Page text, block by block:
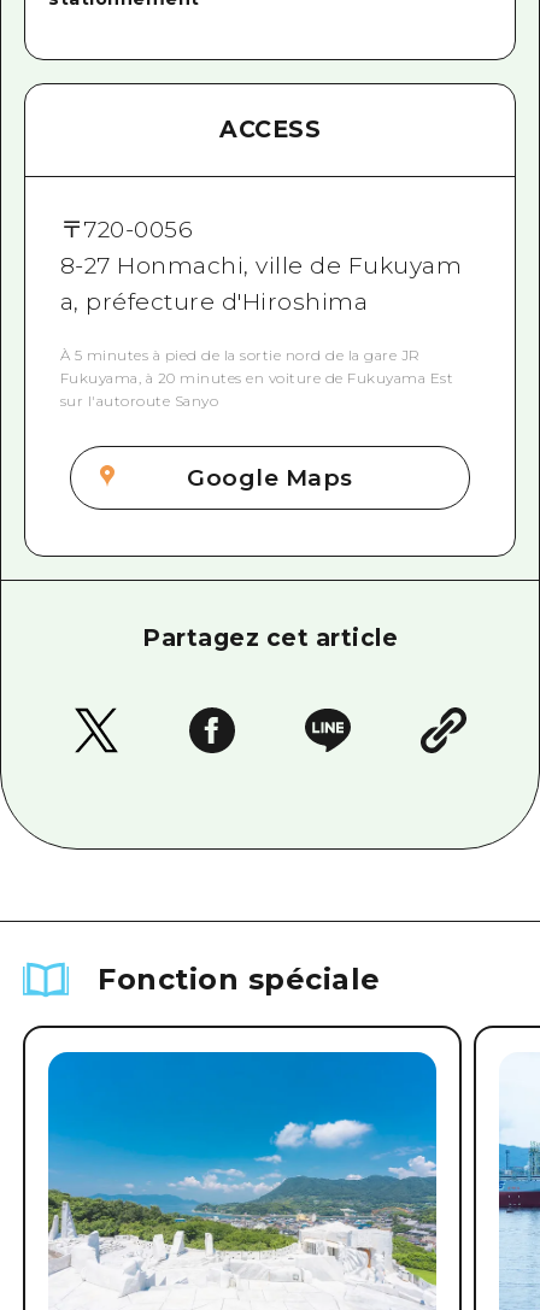
ACCESS
〒720-0056
8-27 Honmachi, ville de Fukuyam
a, préfecture d'Hiroshima
À 5 minutes à pied de la sortie nord de la gare JR
Fukuyama, à 20 minutes en voiture de Fukuyama Est
sur l'autoroute Sanyo
Google Maps
Partagez cet article
Fonction spéciale